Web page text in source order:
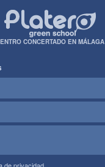
CONCERTADO EN MÁLAGA